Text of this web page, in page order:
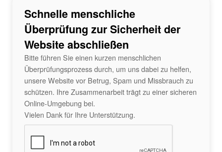
Schnelle menschliche
Überprüfung zur Sicherheit der
Website abschließen
Bitte führen Sie einen kurzen menschlichen
Überprüfungsprozess durch, um uns dabei zu helfen,
unsere Website vor Betrug, Spam und Missbrauch zu
schützen. Ihre Zusammenarbeit trägt zu einer sicheren
Online-Umgebung bei.
Vielen Dank für Ihre Unterstützung.